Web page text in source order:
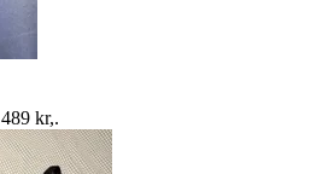
489 kr,.